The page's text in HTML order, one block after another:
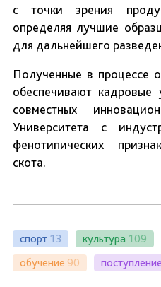
с точки зрения
определяя лучшие
для дальнейшего
Полученные в процессе
обеспечивают кадровые
совместных
Университета с
фенотипических
скота.
спорт 13 культура 109
обучение 90 поступление